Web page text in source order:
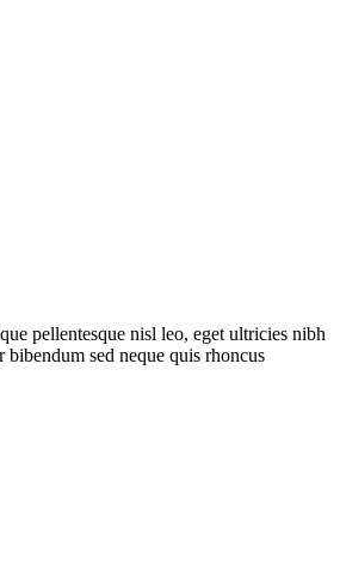
pellentesque nisl leo, eget ultricies nibh
sed neque quis rhoncus